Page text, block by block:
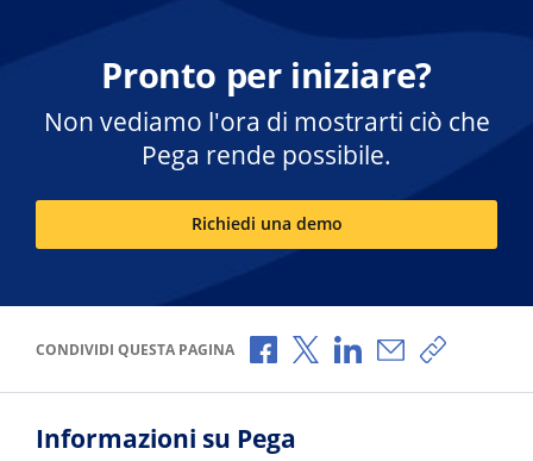
Pronto per iniziare?
Non vediamo l'ora di mostrarti ciò che
Pega rende possibile.
Richiedi una demo
CONDIVIDI QUESTA PAGINA Condividi via Facebook
Condividi via X
Condividi via
Condividi via
Copia link
Informazioni su Pega